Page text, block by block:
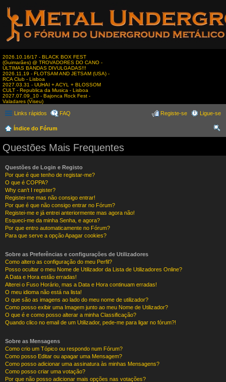
2026.10.16/17 - BLACK BOX FEST
(Guimarães) @ TROVADORES DO CANO -
ÚLTIMAS BANDAS DIVULGADAS!!!
2026.11.19 - FLOTSAM AND JETSAM (USA) -
RCA Club - Lisboa
2027.03.31 - UUHAI + ACYL + BLOSSOM
CULT - Republica da Musica - Lisboa
2027.07.09_10 - Bajonca Rock Fest -
Valadares (Viseu)
Links rápidos FAQ Ligue-se
Registe-se
Índice do Fórum
Questões Mais Frequentes
Questões de Login e Registo
Por que é que tenho de registar-me?
O que é COPPA?
Why can’t I register?
Registei-me mas não consigo entrar!
Por que é que não consigo entrar no Fórum?
Registei-me e já entrei anteriormente mas agora não!
Esqueci-me da minha Senha, e agora?
Por que entro automaticamente no Fórum?
Para que serve a opção Apagar cookies?
Sobre as Preferências e configurações de Utilizadores
Como altero as configuração do meu Perfil?
Posso ocultar o meu Nome de Utilizador da Lista de Utilizadores Online?
A Data e Hora estão erradas!
Alterei o Fuso Horário, mas a Data e Hora continuam erradas!
O meu idioma não está na lista!
O que são as imagens ao lado do meu nome de utilizador?
Como posso exibir uma Imagem junto ao meu Nome de Utilizador?
O que é e como posso alterar a minha Classificação?
Quando clico no email de um Utilizador, pede-me para ligar no fórum?!
Sobre as Mensagens
Como crio um Tópico ou respondo num Fórum?
Como posso Editar ou apagar uma Mensagem?
Como posso adicionar uma assinatura às minhas Mensagens?
Como posso criar uma votação?
Por que não posso adicionar mais opções nas votações?